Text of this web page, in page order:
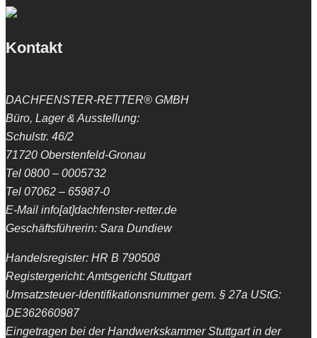
Kontakt
DACHFENSTER-RETTER® GMBH
Büro, Lager & Ausstellung:
Schulstr. 46/2
71720 Oberstenfeld-Gronau
Tel 0800 – 0005732
Tel 07062 – 65987-0
E-Mail info[at]dachfenster-retter.de
Geschäftsführerin: Sara Dundiew
Handelsregister: HR B 790508
Registergericht: Amtsgericht Stuttgart
Umsatzsteuer-Identifikationsnummer gem. § 27a UStG:
DE362660987
Eingetragen bei der Handwerkskammer Stuttgart in der